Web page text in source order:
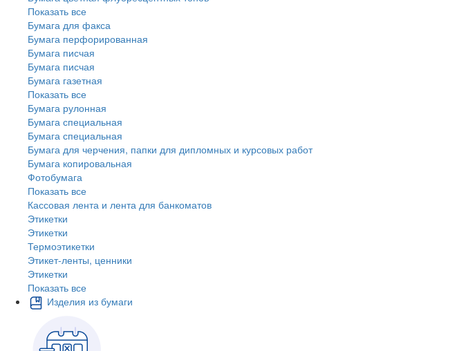
Показать все
Бумага для факса
Бумага перфорированная
Бумага писчая
Бумага писчая
Бумага газетная
Показать все
Бумага рулонная
Бумага специальная
Бумага специальная
Бумага для черчения, папки для дипломных и курсовых работ
Бумага копировальная
Фотобумага
Показать все
Кассовая лента и лента для банкоматов
Этикетки
Этикетки
Термоэтикетки
Этикет-ленты, ценники
Этикетки
Показать все
Изделия из бумаги